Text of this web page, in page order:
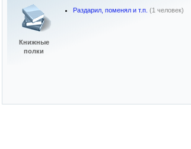
Книжные
полки
Раздарил, поменял и т.п. (1 человек)